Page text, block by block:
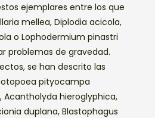
ejemplares entre los que
mellea, Diplodia acicola,
o Lophodermium pinastri
problemas de gravedad.
se han descrito las
pityocampa
Acantholyda hieroglyphica,
duplana, Blastophagus